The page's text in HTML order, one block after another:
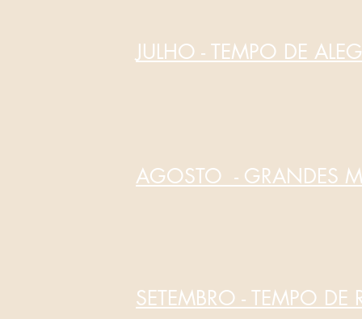
JULHO - TEMPO DE
AGOSTO - GRANDES
SETEMBRO - TEMPO DE